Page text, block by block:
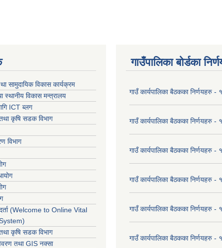
सामुदायिक विकास कार्यक्रम
स्थानीय विकास मन्त्रालय
ICT ब्लग
तथा कृषि सडक विभाग
विभाग
(Welcome to Online Vital
तथा कृषि सडक विभाग
तथा GIS नक्सा
गाउँपालिका बोर्डका
गाउँ कार्यपालिका बैठकका निर्णयहरु
गाउँ कार्यपालिका बैठकका निर्णयहरु
गाउँ कार्यपालिका बैठकका निर्णयहरु
गाउँ कार्यपालिका बैठकका निर्णयहरु
गाउँ कार्यपालिका बैठकका निर्णयहरु
गाउँ कार्यपालिका बैठकका निर्णयहरु